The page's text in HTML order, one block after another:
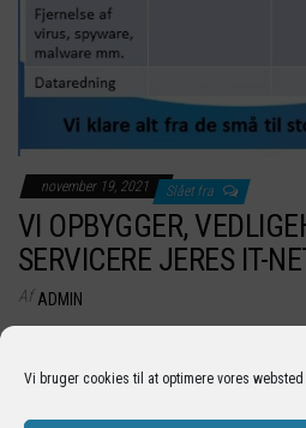
Vi bruger cookies til at optimere vores
november 19, 2021 Slået fra
VI OPBYGGER,
SERVICERE JERES IT-
Af ADMIN
virksomhed har i dag et større eller